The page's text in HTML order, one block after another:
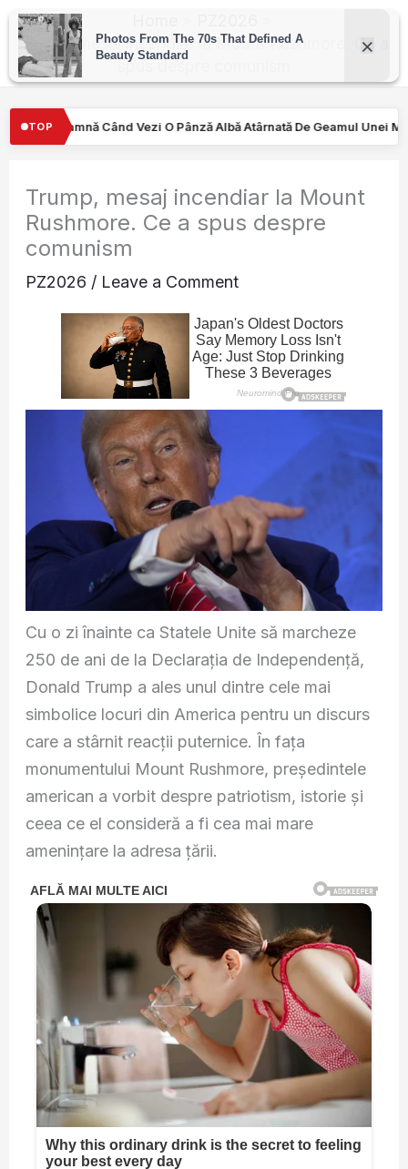
Skip
content
Trump, mesaj incendiar la Mount Rushmore. Ce a
spus despre comunism
TOP
Albă Atârnată De Geamul Unei Mașini. Semnalul…
Trump, mesaj incendiar la Mount
Rushmore. Ce a spus despre
comunism
PZ2026 / Leave a Comment
Cu o zi înainte ca Statele Unite să marcheze
250 de ani de la Declarația de Independență,
Donald Trump a ales unul dintre cele mai
simbolice locuri din America pentru un discurs
care a stârnit reacții puternice. În fața
monumentului Mount Rushmore, președintele
american a vorbit despre patriotism, istorie și
ceea ce el consideră a fi cea mai mare
amenințare la adresa țării.